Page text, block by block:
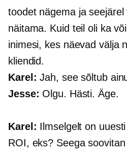
toodet nägema ja
näitama. Kuid teil oli ka
inimesi, kes näevad välja
kliendid.
Karel: Jah, see sõltub
Jesse: Olgu. Hästi. Äge.
Karel: Ilmselgelt on
ROI, eks? Seega